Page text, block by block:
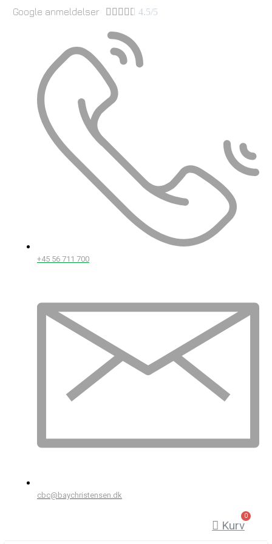
Google anmeldelser      4.5/5
+45 56 711 700
cbc@baychristensen.dk
Kurv